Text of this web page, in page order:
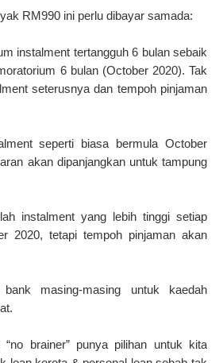
RM990 ini perlu dibayar samada:
instalment tertangguh 6 bulan sebaik
6 bulan (October 2020). Tak
seterusnya dan tempoh pinjaman
seperti biasa bermula October
akan dipanjangkan untuk tampung
instalment yang lebih tinggi setiap
2020, tetapi tempoh pinjaman akan
masing-masing untuk kaedah
brainer” punya pilihan untuk kita